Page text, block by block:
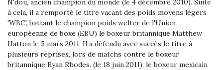
N'dou, ancien champion du monde (le 4 décembre 2010). Suite
à cela, il a remporté le titre vacant des poids moyens légers
'WBC', battant le champion poids welter de l'Union
européenne de boxe (EBU) le boxeur britannique Matthew
Hatton le 5 mars 2011. Il a défendu avec succès le titre à
plusieurs reprises, lors de matchs contre le boxeur
britannique Ryan Rhodes. (le 18 juin 2011), le boxeur mexicain